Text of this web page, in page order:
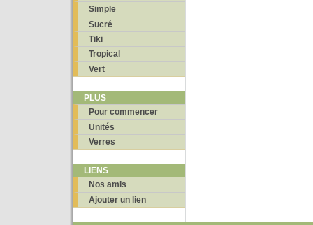
Simple
Sucré
Tiki
Tropical
Vert
PLUS
Pour commencer
Unités
Verres
LIENS
Nos amis
Ajouter un lien